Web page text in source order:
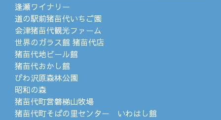
逢瀬ワイナリー
道の駅前猪苗代いちご園
会津猪苗代観光ファーム
世界のガラス館 猪苗代店
猪苗代地ビール館
猪苗代おかし館
びわ沢原森林公園
昭和の森
猪苗代町営磐梯山牧場
猪苗代町そばの里センター いわはし館